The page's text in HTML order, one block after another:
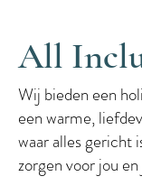
All
Wij bieden een
een warme,
waar alles gericht
zorgen voor jou